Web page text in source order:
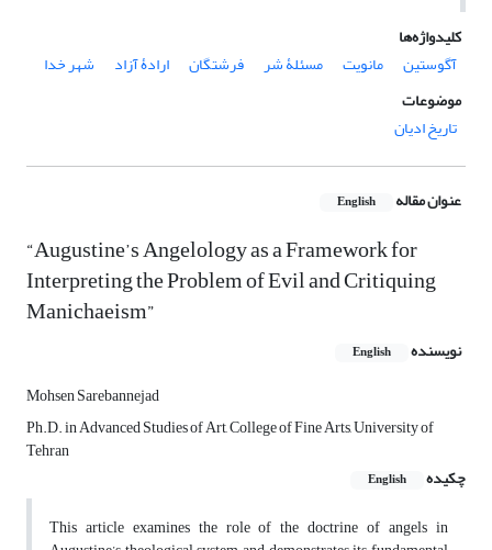
کلیدواژه‌ها
آگوستین
مانویت مسئلۀ شر فرشتگان ارادۀ آزاد
شهر خدا
موضوعات
تاریخ ادیان
عنوان مقاله English
“Augustine’s Angelology as a Framework for
Interpreting the Problem of Evil and Critiquing
Manichaeism”
نویسنده English
Mohsen Sarebannejad
Ph.D. in Advanced Studies of Art, College of Fine Arts, University of
Tehran
چکیده
English
This article examines the role of the doctrine of angels in